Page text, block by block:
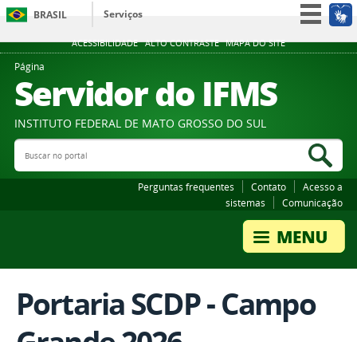
ACESSIBILIDADE ALTO CONTRASTE MAPA DO SITE
BRASIL
Serviços
Participe
Legislação
Canais
Página
Servidor do IFMS
INSTITUTO FEDERAL DE MATO GROSSO DO SUL
Buscar no portal
Perguntas frequentes Contato
Acesso a
sistemas
Comunicação
Portaria SCDP - Campo